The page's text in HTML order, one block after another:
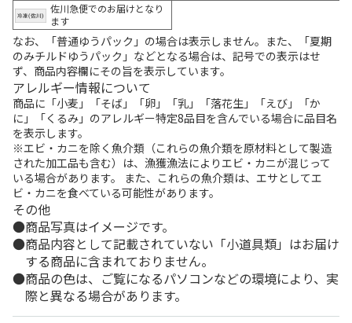
佐川急便でのお届けとなり
ます
なお、「普通ゆうパック」の場合は表示しません。また、「夏期
のみチルドゆうパック」などとなる場合は、記号での表示はせ
ず、商品内容欄にその旨を表示しています。
アレルギー情報について
商品に「小麦」「そば」「卵」「乳」「落花生」「えび」「か
に」「くるみ」のアレルギー特定8品目を含んでいる場合に品目名
を表示します。
※エビ・カニを除く魚介類（これらの魚介類を原材料として製造
された加工品も含む）は、漁獲漁法によりエビ・カニが混じって
いる場合があります。 また、これらの魚介類は、エサとしてエ
ビ・カニを食べている可能性があります。
その他
商品写真はイメージです。
商品内容として記載されていない「小道具類」はお届け
する商品に含まれておりません。
商品の色は、ご覧になるパソコンなどの環境により、実
際と異なる場合があります。